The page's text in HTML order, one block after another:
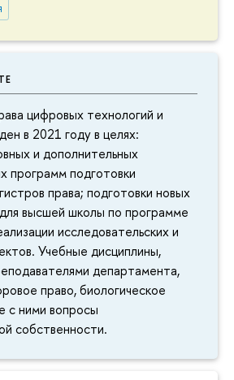
цифровых технологий и
в 2021 году в целях:
и дополнительных
программ подготовки
права; подготовки новых
высшей школы по программе
исследовательских и
Учебные дисциплины,
департамента,
право, биологическое
с ними вопросы
собственности.